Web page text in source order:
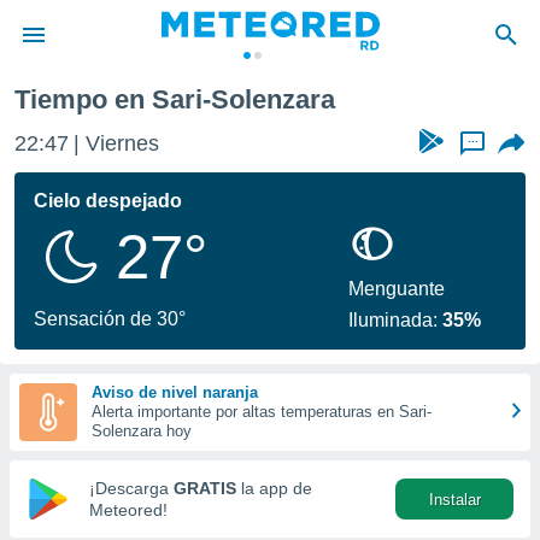
de
ha sido
calidad.
a este
las
y
forma
digital
basada
Tiempo en Sari-Solenzara
22:47 Viernes ...
Cielo despejado
27°
Sensación de 30°
Menguante
Iluminada:35%
Aviso de nivel naranja
Alerta importante por altas temperaturas en Sari-
Solenzara hoy
¡Descarga GRATIS la app de
Meteored!
Instalar